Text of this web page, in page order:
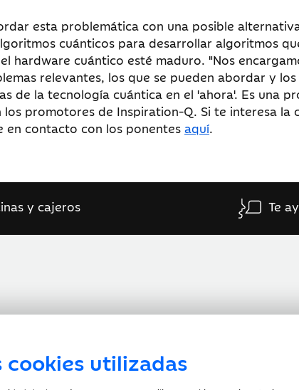
esta problemática con una posible
cuánticos para desarrollar algoritmos
hardware cuántico esté maduro. "Nos
relevantes, los que se pueden abordar y
de la tecnología cuántica en el 'ahora'. Es una
promotores de Inspiration-Q. Si te interesa la
en contacto con los ponentes aquí.
cookies utilizadas
y cajeros Te